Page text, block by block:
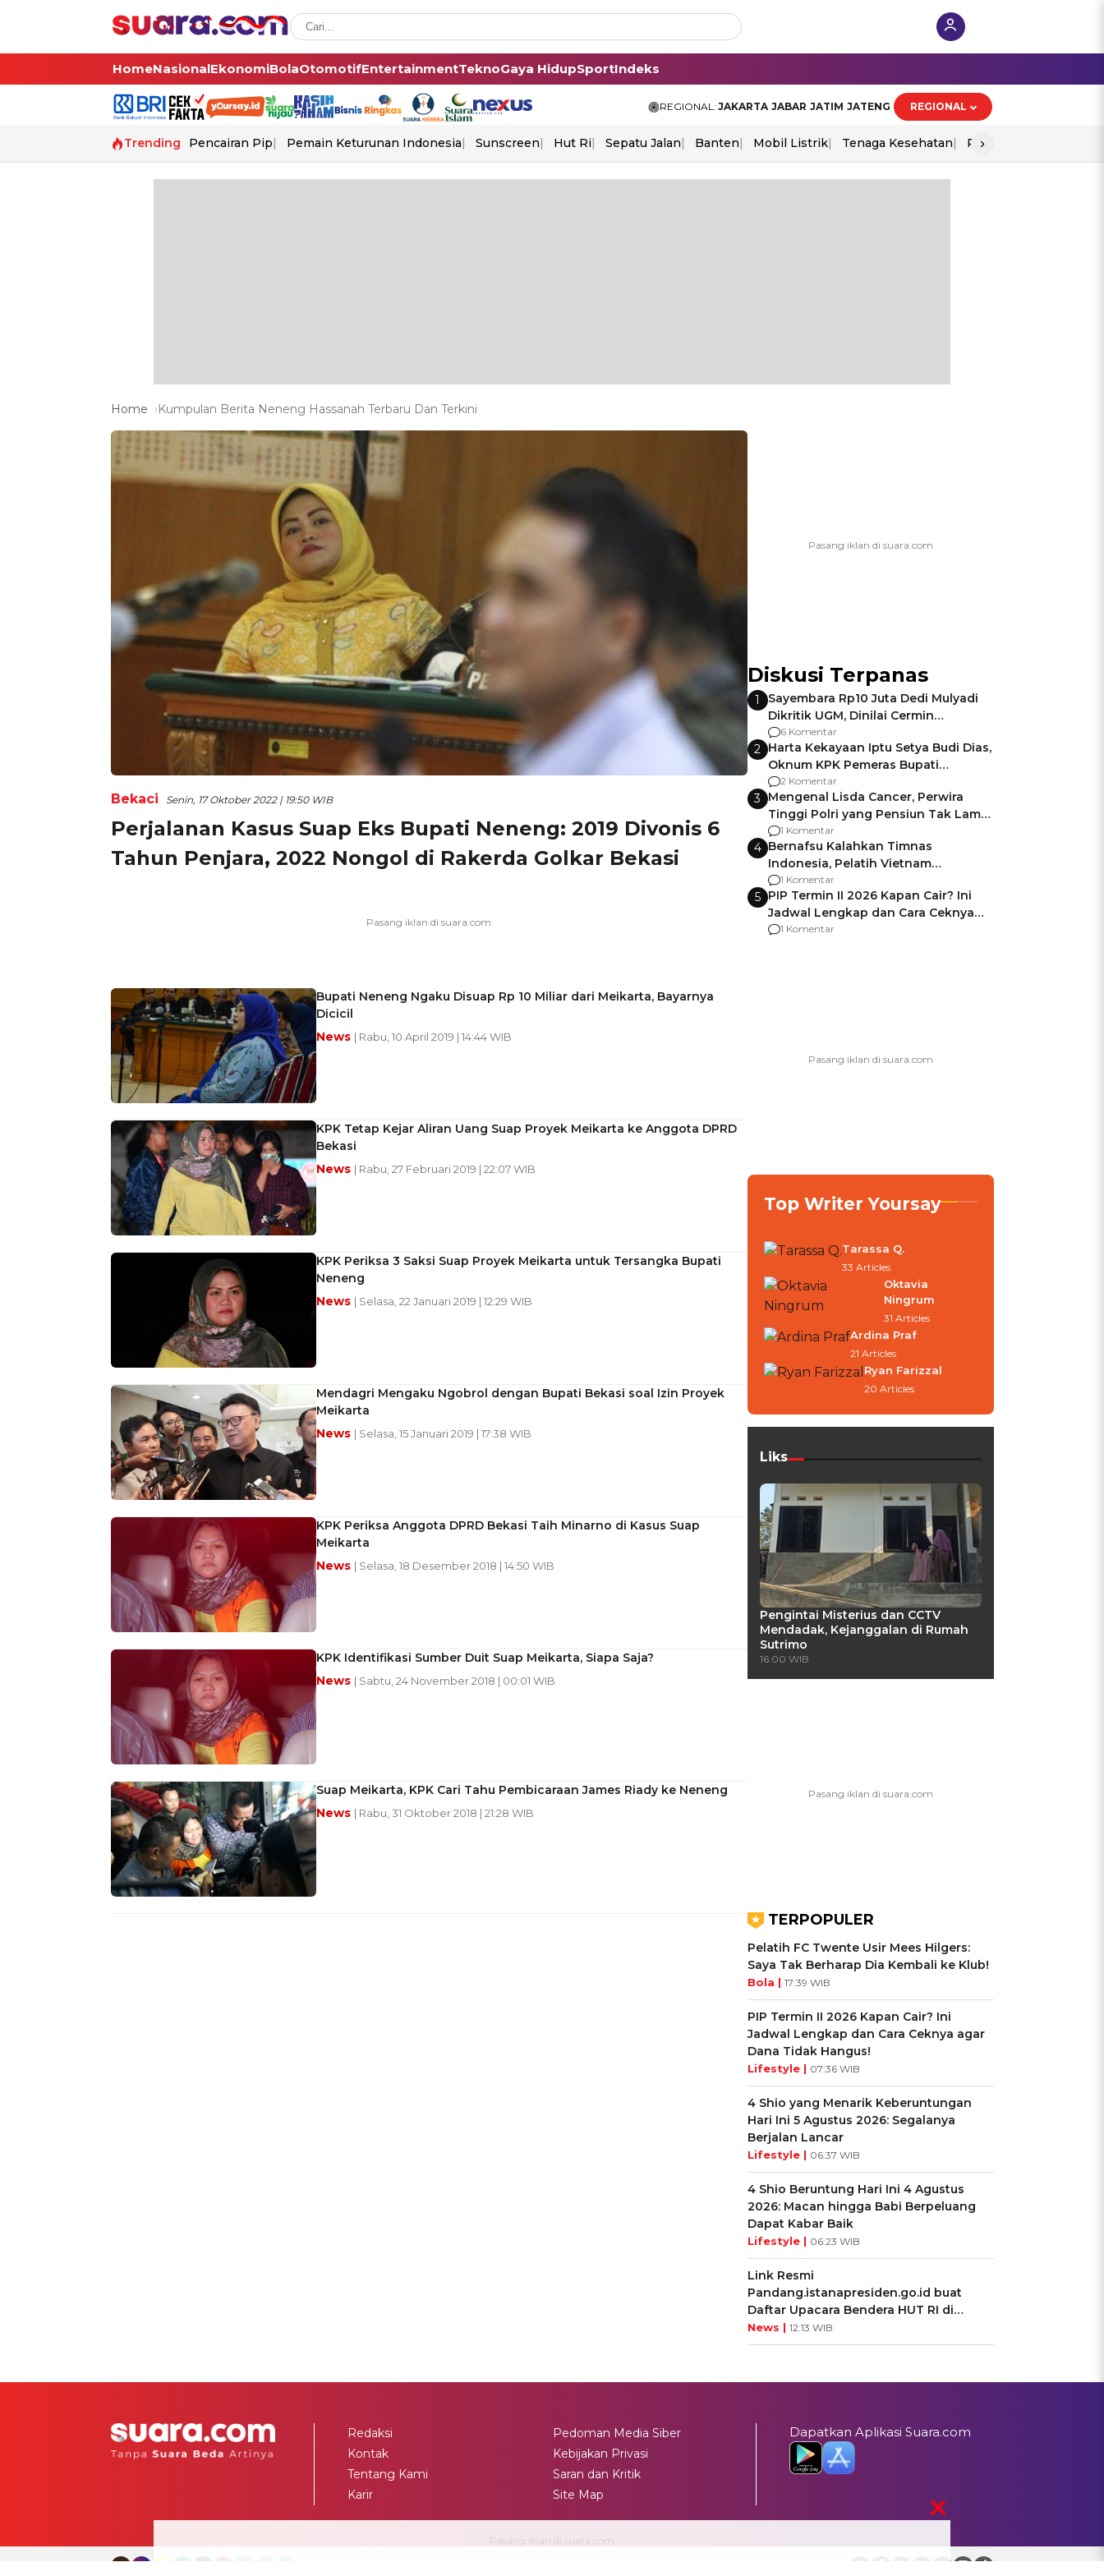
HomeNasionalEkonomiBolaOtomotifEntertainmentTeknoGaya HidupSportIndeks
REGIONAL: JAKARTA JABAR JATIM JATENG REGIONAL
Trending Pencairan Pip Pemain Keturunan Indonesia Sunscreen Hut Ri Sepatu Jalan Banten Mobil Listrik Tenaga Kesehatan Perang As-Iran
›
Home Kumpulan Berita Neneng Hassanah Terbaru Dan Terkini
Bekaci Senin, 17 Oktober 2022 | 19:50 WIB
Perjalanan Kasus Suap Eks Bupati Neneng: 2019 Divonis 6
Tahun Penjara, 2022 Nongol di Rakerda Golkar Bekasi
Bupati Neneng Ngaku Disuap Rp 10 Miliar dari Meikarta, Bayarnya
Dicicil
News | Rabu, 10 April 2019 | 14:44 WIB
KPK Tetap Kejar Aliran Uang Suap Proyek Meikarta ke Anggota DPRD
Bekasi
News | Rabu, 27 Februari 2019 | 22:07 WIB
KPK Periksa 3 Saksi Suap Proyek Meikarta untuk Tersangka Bupati
Neneng
News | Selasa, 22 Januari 2019 | 12:29 WIB
Mendagri Mengaku Ngobrol dengan Bupati Bekasi soal Izin Proyek
Meikarta
News | Selasa, 15 Januari 2019 | 17:38 WIB
KPK Periksa Anggota DPRD Bekasi Taih Minarno di Kasus Suap
Meikarta
News | Selasa, 18 Desember 2018 | 14:50 WIB
KPK Identifikasi Sumber Duit Suap Meikarta, Siapa Saja?
News | Sabtu, 24 November 2018 | 00:01 WIB
Suap Meikarta, KPK Cari Tahu Pembicaraan James Riady ke Neneng
News | Rabu, 31 Oktober 2018 | 21:28 WIB
Diskusi Terpanas
1
Sayembara Rp10 Juta Dedi Mulyadi
Dikritik UGM, Dinilai Cermin
Gagalnya Negara Jamin Keamanan
6 Komentar
2 Harta Kekayaan Iptu Setya Budi Dias,
Oknum KPK Pemeras Bupati
Pemalang
2 Komentar
3 Mengenal Lisda Cancer, Perwira
Tinggi Polri yang Pensiun Tak Lama
Usai Jadi Brigjen
1 Komentar
4 Bernafsu Kalahkan Timnas
Indonesia, Pelatih Vietnam
Berencana Pakai Jimat di Pakansari
1 Komentar
5 PIP Termin II 2026 Kapan Cair? Ini
Jadwal Lengkap dan Cara Ceknya
agar Dana Tidak Hangus!
1 Komentar
Top Writer Yoursay
Tarassa Q.
33 Articles
Oktavia
Ningrum
31 Articles
Ardina Praf
21 Articles
Ryan Farizzal
20 Articles
Liks
Pengintai Misterius dan CCTV
Mendadak, Kejanggalan di Rumah
Sutrimo
16:00 WIB
TERPOPULER
Pelatih FC Twente Usir Mees Hilgers:
Saya Tak Berharap Dia Kembali ke Klub!
Bola | 17:39 WIB
PIP Termin II 2026 Kapan Cair? Ini
Jadwal Lengkap dan Cara Ceknya agar
Dana Tidak Hangus!
Lifestyle | 07:36 WIB
4 Shio yang Menarik Keberuntungan
Hari Ini 5 Agustus 2026: Segalanya
Berjalan Lancar
Lifestyle | 06:37 WIB
4 Shio Beruntung Hari Ini 4 Agustus
2026: Macan hingga Babi Berpeluang
Dapat Kabar Baik
Lifestyle | 06:23 WIB
Link Resmi
Pandang.istanapresiden.go.id buat
Daftar Upacara Bendera HUT RI di
Istana Negara
News | 12:13 WIB
Redaksi
Kontak
Tentang Kami
Karir
Pedoman Media Siber
Kebijakan Privasi
Saran dan Kritik
Site Map
Dapatkan Aplikasi Suara.com